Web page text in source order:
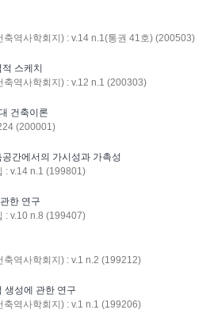
축역사학회지) : v.14 n.1(통권 41호) (200503)
스케치
축역사학회지) : v.12 n.1 (200303)
건축이론
(200001)
간에서의 가시성과 가촉성
: v.14 n.1 (199801)
한 연구
: v.10 n.8 (199407)
역사학회지) : v.1 n.2 (199212)
생성에 관한 연구
역사학회지) : v.1 n.1 (199206)